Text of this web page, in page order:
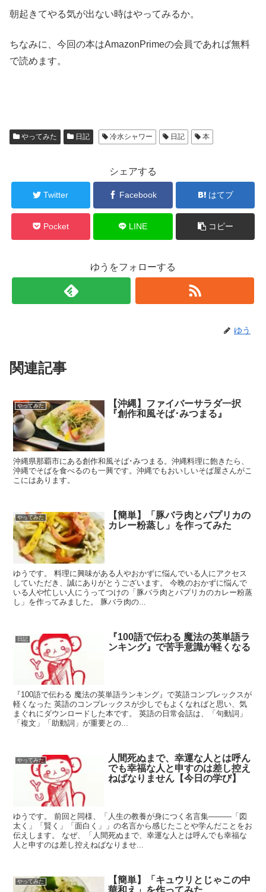
朝起きてやる気が出ない時はやってみるか。
ちなみに、今回の本はAmazonPrimeの会員であれば無料
で読めます。
やってみた 日記 冷水シャワー 日記 本
シェアする
Twitter Facebook はてブ
Pocket LINE コピー
ゆうをフォローする
ゆう
関連記事
やってみた
【沖縄】ファイバーサラダ一択
『創作和風そば･みつまる』
沖縄県那覇市にある創作和風そば･みつまる。沖縄料理に飽きたら、
沖縄でそばを食べるのも一興です。沖縄でもおいしいそば屋さんがこ
こにはあります。
やってみた
【簡単】「豚バラ肉とパプリカの
カレー粉蒸し」を作ってみた
ゆうです。 料理に興味がある人やおかずに悩んでいる人にアクセス
していただき、誠にありがとうございます。 今晩のおかずに悩んで
いる人や忙しい人にうってつけの「豚バラ肉とパプリカのカレー粉蒸
し」を作ってみました。 豚バラ肉の...
日記
『100語で伝わる 魔法の英単語ラ
ンキング』で苦手意識が軽くなる
『100語で伝わる 魔法の英単語ランキング』で英語コンプレックスが
軽くなった 英語のコンプレックスが少しでもよくなればと思い、気
まぐれにダウンロードした本です。 英語の日常会話は、「句動詞」
「複文」「助動詞」が重要との...
やってみた
人間死ぬまで、幸運な人とは呼ん
でも幸福な人と申すのは差し控え
ねばなりません【今日の学び】
ゆうです。 前回と同様、「人生の教養が身につく名言集―――「図
太く」「賢く」「面白く」」の名言から感じたことや学んだことをお
伝えします。 なぜ、「人間死ぬまで、幸運な人とは呼んでも幸福な
人と申すのは差し控えねばなりませ...
やってみた
【簡単】「キュウリとじゃこの中
華和え」を作ってみた